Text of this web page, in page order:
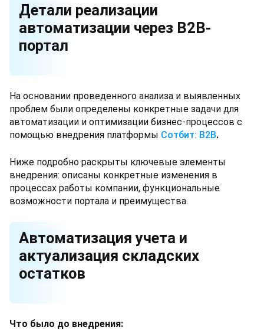
Детали реализации
автоматизации через B2B-
портал
На основании проведенного анализа и выявленных
проблем были определены конкретные задачи для
автоматизации и оптимизации бизнес-процессов с
помощью внедрения платформы Сотбит: B2B.
Ниже подробно раскрыты ключевые элементы
внедрения: описаны конкретные изменения в
процессах работы компании, функциональные
возможности портала и преимущества.
Автоматизация учета и
актуализация складских
остатков
Что было до внедрения: